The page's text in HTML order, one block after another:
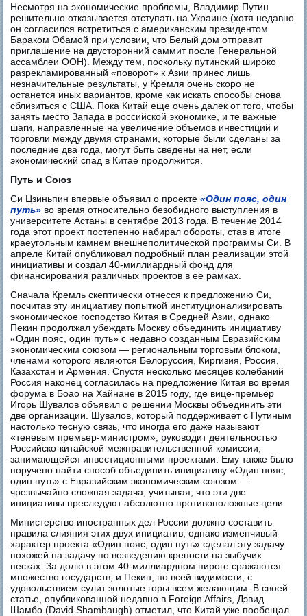
Несмотря на экономические проблемы, Владимир Путин
решительно отказывается отступать на Украине (хотя недавно
он согласился встретиться с американским президентом
Бараком Обамой при условии, что Белый дом отправит
приглашение на двусторонний саммит после Генеральной
ассамблеи ООН). Между тем, поскольку путинский широко
разрекламированный «поворот» к Азии принес лишь
незначительные результаты, у Кремля очень скоро не
останется иных вариантов, кроме как искать способы снова
сблизиться с США. Пока Китай еще очень далек от того, чтобы
занять место Запада в российской экономике, и те важные
шаги, направленные на увеличение объемов инвестиций и
торговли между двумя странами, которые были сделаны за
последние два года, могут быть сведены на нет, если
экономический спад в Китае продолжится.
Путь и Союз
Си Цзиньпин впервые объявил о проекте«Один пояс, один
путь» во время относительно безобидного выступления в
университете Астаны в сентябре 2013 года. В течение 2014
года этот проект постепенно набирал обороты, став в итоге
краеугольным камнем внешнеполитической программы Си. В
апреле Китай опубликовал подробный план реализации этой
инициативы и создал 40-миллиардный фонд для
финансирования различных проектов в ее рамках.
Сначала Кремль скептически отнесся к предложению Си,
посчитав эту инициативу попыткой институционализировать
экономическое господство Китая в Средней Азии, однако
Пекин продолжал убеждать Москву объединить инициативу
«Один пояс, один путь» с недавно созданным Евразийским
экономическим союзом — региональным торговым блоком,
членами которого являются Белоруссия, Киргизия, Россия,
Казахстан и Армения. Спустя несколько месяцев колебаний
Россия наконец согласилась на предложение Китая во время
форума в Боао на Хайнане в 2015 году, где вице-премьер
Игорь Шувалов объявил о решении Москвы объединить эти
две организации. Шувалов, который поддерживает с Путиным
настолько тесную связь, что иногда его даже называют
«теневым премьер-министром», руководит деятельностью
Российско-китайской межправительственной комиссии,
занимающейся инвестиционными проектами. Ему также было
поручено найти способ объединить инициативу «Один пояс,
один путь» с Евразийским экономическим союзом —
чрезвычайно сложная задача, учитывая, что эти две
инициативы преследуют абсолютно противоположные цели.
Министерство иностранных дел России должно составить
правила слияния этих двух инициатив, однако изменчивый
характер проекта «Один пояс, один путь» сделал эту задачу
похожей на задачу по возведению крепости на зыбучих
песках. За долю в этом 40-миллиардном пироге сражаются
множество государств, и Пекин, по всей видимости, с
удовольствием сулит золотые горы всем желающим. В своей
статье, опубликованной недавно в Foreign Affairs, Дэвид
Шамбо (David Shambaugh) отметил, что Китай уже пообещал